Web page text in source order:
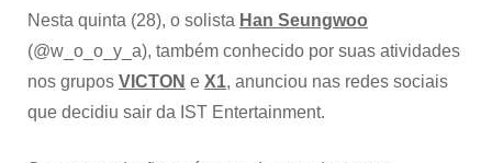
Nesta quinta (28), o solista Han Seungwoo
(@w_o_o_y_a), também conhecido por suas atividades
nos grupos VICTON e X1, anunciou nas redes sociais
que decidiu sair da IST Entertainment.